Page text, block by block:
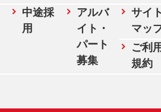
中途採
用
アルバ
イト・
パート
募集
サイ
マッ
ご利
規約